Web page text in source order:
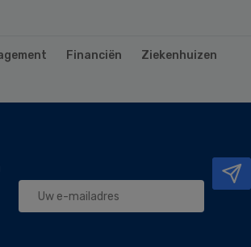
Financiën Ziekenhuizen